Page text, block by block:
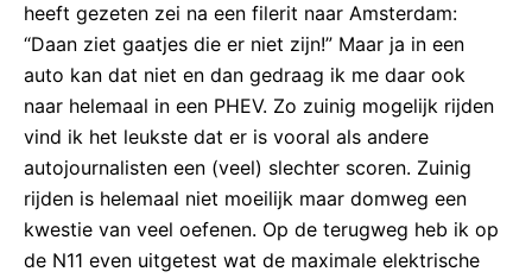
heeft gezeten zei na een filerit naar Amsterdam:
“Daan ziet gaatjes die er niet zijn!” Maar ja in een
auto kan dat niet en dan gedraag ik me daar ook
naar helemaal in een PHEV. Zo zuinig mogelijk rijden
vind ik het leukste dat er is vooral als andere
autojournalisten een (veel) slechter scoren. Zuinig
rijden is helemaal niet moeilijk maar domweg een
kwestie van veel oefenen. Op de terugweg heb ik op
de N11 even uitgetest wat de maximale elektrische